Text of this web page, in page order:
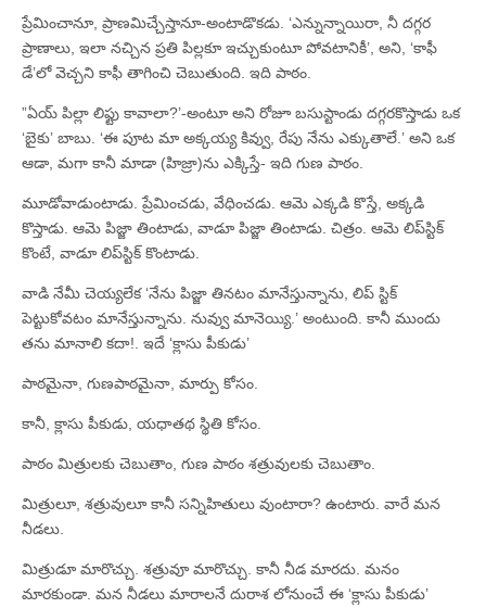
ప్రేమించానూ, ప్రాణమిచ్చేస్తానూ-అంటాడొకడు. ‘ఎన్నున్నాయిరా, నీ దగ్గర
ప్రాణాలు, ఇలా నచ్చిన ప్రతి పిల్లకూ ఇచ్చుకుంటూ పోవటానికీ’, అని, ‘కాఫీ
డే’లో వెచ్చని కాఫీ తాగించి చెబుతుంది. ఇది పాఠం.
”ఏయ్‌ పిల్లా లిఫ్టు కావాలా?’-అంటూ అని రోజూ బసుస్టాండు దగ్గరకొస్తాడు ఒక
‘బైకు’ బాబు. ‘ఈ పూట మా అక్కయ్య కివ్వు, రేపు నేను ఎక్కుతాలే.’ అని ఒక
ఆడా, మగా కానీ మాడా (హిజ్రా)ను ఎక్కిస్తే- ఇది గుణ పాఠం.
మూడోవాడుంటాడు. ప్రేమించడు, వేధించడు. ఆమె ఎక్కడి కొస్తే, అక్కడి
కొస్తాడు. ఆమె పిజ్జా తింటాడు, వాడూ పిజ్జా తింటాడు. చిత్రం. ఆమె లిప్‌స్టిక్‌
కొంటే, వాడూ లిప్‌స్టిక్‌ కొంటాడు.
వాడి నేమీ చెయ్యలేక ‘నేను పిజ్జా తినటం మానేస్తున్నాను, లిప్‌ స్టిక్‌
పెట్టుకోవటం మానేస్తున్నాను. నువ్వు మానెయ్యి.’ అంటుంది. కానీ ముందు
తను మానాలి కదా!. ఇదే ‘క్లాసు పీకుడు’
పాఠమైనా, గుణపాఠమైనా, మార్పు కోసం.
కానీ, క్లాసు పీకుడు, యధాతథ స్థితి కోసం.
పాఠం మిత్రులకు చెబుతాం, గుణ పాఠం శత్రువులకు చెబుతాం.
మిత్రులూ, శత్రువులూ కానీ సన్నిహితులు వుంటారా? ఉంటారు. వారే మన
నీడలు.
మిత్రుడూ మారొచ్చు. శత్రువూ మారొచ్చు. కానీ నీడ మారదు. మనం
మారకుండా. మన నీడలు మారాలనే దురాశ లోనుంచే ఈ ‘క్లాసు పీకుడు’